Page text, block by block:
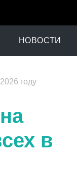
НОВОСТИ
году
в